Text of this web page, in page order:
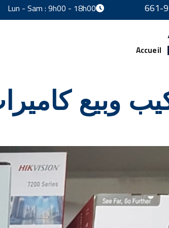
Lun - Sam : 9h00 - 18h00
Accueil
وبيع